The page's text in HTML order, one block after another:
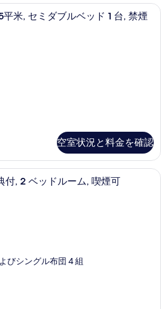
[スーペリアシングル] 16.5平米, セミ
米, セミダブルベッド 1 台, 禁煙
空室状況と料金を確認
[露天風呂付客室] 客室特典付, 2 ベッ
付, 2 ベッドルーム, 喫煙可
びシングル布団 4 組